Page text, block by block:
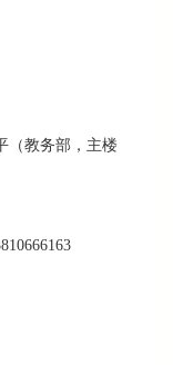
（教务部，主楼